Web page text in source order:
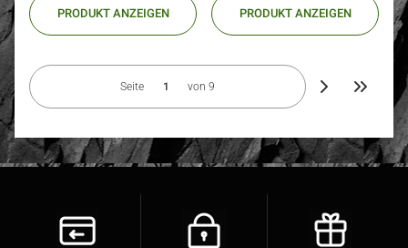
PRODUKT ANZEIGEN PRODUKT ANZEIGEN
Seite von 9
Zur